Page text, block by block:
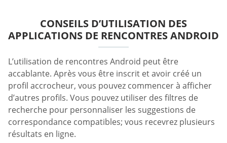
CONSEILS D’UTILISATION DES
APPLICATIONS DE RENCONTRES ANDROID
L’utilisation de rencontres Android peut être
accablante. Après vous être inscrit et avoir créé un
profil accrocheur, vous pouvez commencer à afficher
d’autres profils. Vous pouvez utiliser des filtres de
recherche pour personnaliser les suggestions de
correspondance compatibles; vous recevrez plusieurs
résultats en ligne.